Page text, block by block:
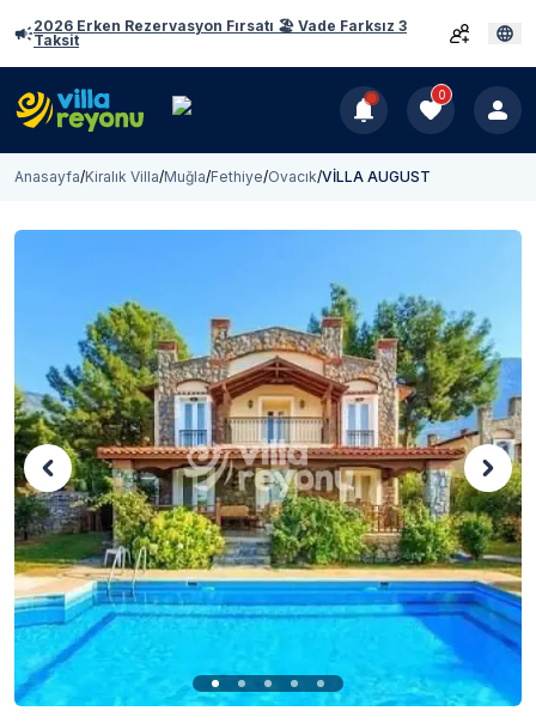
2026 Erken Rezervasyon Fırsatı 🏖️ Vade Farksız 3
Taksit
0
Anasayfa/Kiralık Villa/Muğla/Fethiye/Ovacık/VİLLA AUGUST